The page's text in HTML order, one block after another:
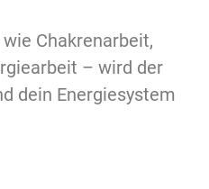
Chakrenarbeit,
– wird der
dein Energiesystem